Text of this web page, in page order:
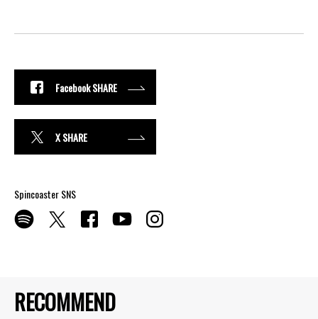
RECOMMEND
Facebook SHARE
X SHARE
Spincoaster SNS